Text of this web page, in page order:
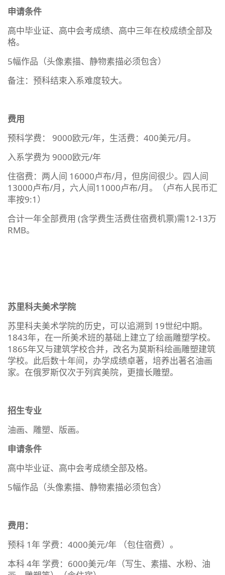
申请条件
高中毕业证、高中会考成绩、高中三年在校成绩全部及
格。
5幅作品（头像素描、静物素描必须包含）
备注：预科结束入系难度较大。
费用
预科学费： 9000欧元/年，生活费：400美元/月。
入系学费为 9000欧元/年
住宿费：两人间 16000卢布/月，但房间很少。四人间
13000卢布/月，六人间11000卢布/月。（卢布人民币汇
率按9:1）
合计一年全部费用 (含学费生活费住宿费机票)需12-13万
RMB。
苏里科夫美术学院
苏里科夫美术学院的历史，可以追溯到 19世纪中期。
1843年，在一所美术班的基础上建立了绘画雕塑学校。
1865年又与建筑学校合并，改名为莫斯科绘画雕塑建筑
学校。此后数十年间，办学成绩卓著，培养出著名油画
家。在俄罗斯仅次于列宾美院，更擅长雕塑。
招生专业
油画、雕塑、版画。
申请条件
高中毕业证、高中会考成绩全部及格。
5幅作品（头像素描、静物素描必须包含）
费用：
预科 1年 学费：4000美元/年 （包住宿费）。
本科 4年 学费：6000美元/年（写生、素描、水粉、油